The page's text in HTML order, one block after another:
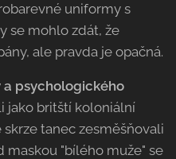
uniformy s
se mohlo zdát, že
ale pravda je opačná.
a psychologického
jako britští koloniální
tanec zesměšňovali
maskou "bílého muže" se